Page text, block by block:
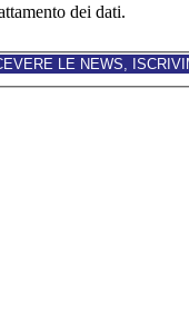
dei dati.